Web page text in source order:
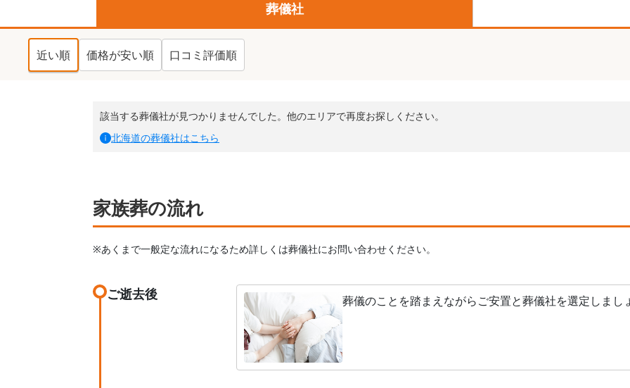
葬儀社
近い順 価格が安い順 口コミ評価順
該当する葬儀社が見つかりませんでした。他のエリアで再度お探しください。
北海道の葬儀社はこちら
家族葬の流れ
※あくまで一般定な流れになるため詳しくは葬儀社にお問い合わせください。
ご逝去後 葬儀のことを踏まえながらご安置と葬儀社を選定しまし